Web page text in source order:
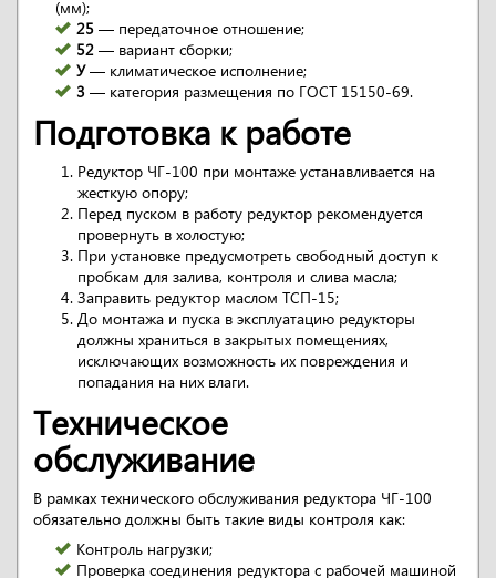
(мм);
25 — передаточное отношение;
52 — вариант сборки;
У— климатическое исполнение;
3 — категория размещения по ГОСТ 15150-69.
Подготовка к работе
Редуктор ЧГ-100 при монтаже устанавливается на
жесткую опору;
Перед пуском в работу редуктор рекомендуется
провернуть в холостую;
При установке предусмотреть свободный доступ к
пробкам для залива, контроля и слива масла;
Заправить редуктор маслом ТСП-15;
До монтажа и пуска в эксплуатацию редукторы
должны храниться в закрытых помещениях,
исключающих возможность их повреждения и
попадания на них влаги.
Техническое
обслуживание
В рамках технического обслуживания редуктора ЧГ-100
обязательно должны быть такие виды контроля как:
Контроль нагрузки;
Проверка соединения редуктора с рабочей машиной